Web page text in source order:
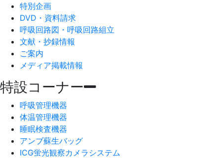
特別企画
DVD・資料請求
呼吸回路図・呼吸回路組立
文献・抄録情報
ご案内
メディア掲載情報
特設コーナー
呼吸管理機器
体温管理機器
睡眠検査機器
アンブ蘇生バッグ
ICG蛍光観察カメラシステム